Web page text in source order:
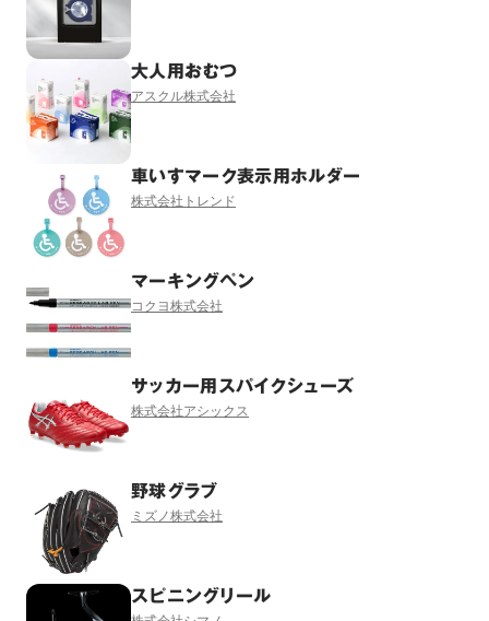
大人用おむつ
アスクル株式会社
車いすマーク表示用ホルダー
株式会社トレンド
マーキングペン
コクヨ株式会社
サッカー用スパイクシューズ
株式会社アシックス
野球グラブ
ミズノ株式会社
スピニングリール